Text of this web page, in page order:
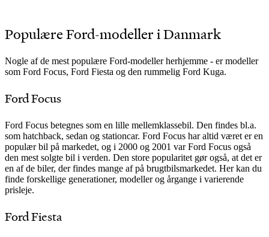
Populære Ford-modeller i Danmark
Nogle af de mest populære Ford-modeller herhjemme - er modeller
som Ford Focus, Ford Fiesta og den rummelig Ford Kuga.
Ford Focus
Ford Focus betegnes som en lille mellemklassebil. Den findes bl.a.
som hatchback, sedan og stationcar. Ford Focus har altid været er en
populær bil på markedet, og i 2000 og 2001 var Ford Focus også
den mest solgte bil i verden. Den store popularitet gør også, at det er
en af de biler, der findes mange af på brugtbilsmarkedet. Her kan du
finde forskellige generationer, modeller og årgange i varierende
prisleje.
Ford Fiesta